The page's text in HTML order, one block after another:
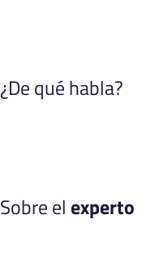
¿De qué habla?
Sobre el experto